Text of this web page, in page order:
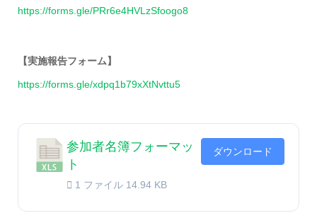
https://forms.gle/PRr6e4HVLzSfoogo8
【実施報告フォーム】
https://forms.gle/xdpq1b79xXtNvttu5
参加者名簿フォーマッ
ト
1 ファイル 14.94 KB
ダウンロード